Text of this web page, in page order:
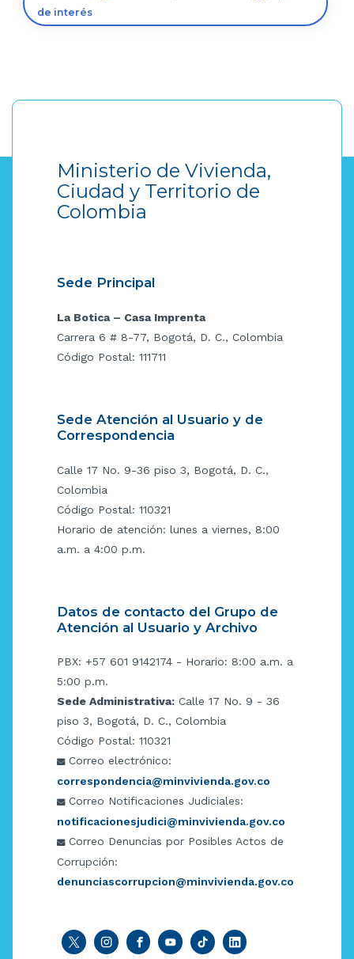
de interés
Ministerio de Vivienda,
Ciudad y Territorio de
Colombia
Sede Principal
La Botica – Casa Imprenta
Carrera 6 # 8-77, Bogotá, D. C., Colombia
Código Postal: 111711
Sede Atención al Usuario y de
Correspondencia
Calle 17 No. 9-36 piso 3, Bogotá, D. C.,
Colombia
Código Postal: 110321
Horario de atención: lunes a viernes, 8:00
a.m. a 4:00 p.m.
Datos de contacto del Grupo de
Atención al Usuario y Archivo
PBX: +57 601 9142174 - Horario: 8:00 a.m. a
5:00 p.m.
Sede Administrativa: Calle 17 No. 9 - 36
piso 3, Bogotá, D. C., Colombia
Código Postal: 110321
Correo electrónico:
correspondencia@minvivienda.gov.co
Correo Notificaciones Judiciales:
notificacionesjudici@minvivienda.gov.co
Correo Denuncias por Posibles Actos de
Corrupción:
denunciascorrupcion@minvivienda.gov.co